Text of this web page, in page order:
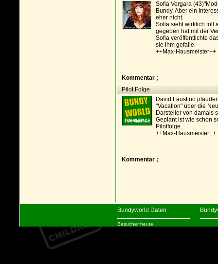
Sofia Vergara
Bundy. Aber ein
eher nicht.
Sofia sieht wirklich toll
gegeben hat mit der
Sofia veröffentlichte
sie ihm gefalle.
++Max-Hausmeister++
Kommentar ;
Pilot Folge
David Faustino
"Vacation" über die
Darsteller von damals
Geplant ist wie schon
Pilotfolge.
++Max-Hausmeister++
Kommentar ;
Bundyworld Daten
Besucher heute